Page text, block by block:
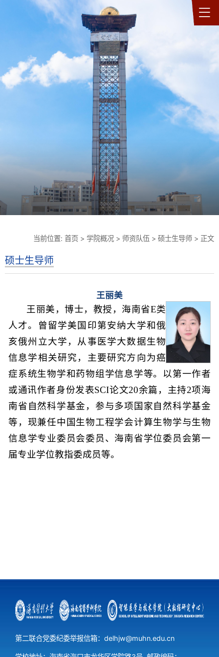
当前位置: 首页 > 学院概况 > 师资队伍 > 硕士生导师 > 正文
硕士生导师
王丽美
王丽美，博士，教授，海南省E类
人才。曾留学美国印第安纳大学和俄
亥俄州立大学，从事医学大数据生物
信息学相关研究，主要研究方向为癌
症系统生物学和药物组学信息学等。以第一作者
或通讯作者身份发表SCI论文20余篇，主持2项海
南省自然科学基金，参与多项国家自然科学基金
等，现兼任中国生物工程学会计算生物学与生物
信息学专业委员会委员、海南省学位委员会第一
届专业学位教指委成员等。
第二联合党委纪委举报信箱：delhjw@muhn.edu.cn